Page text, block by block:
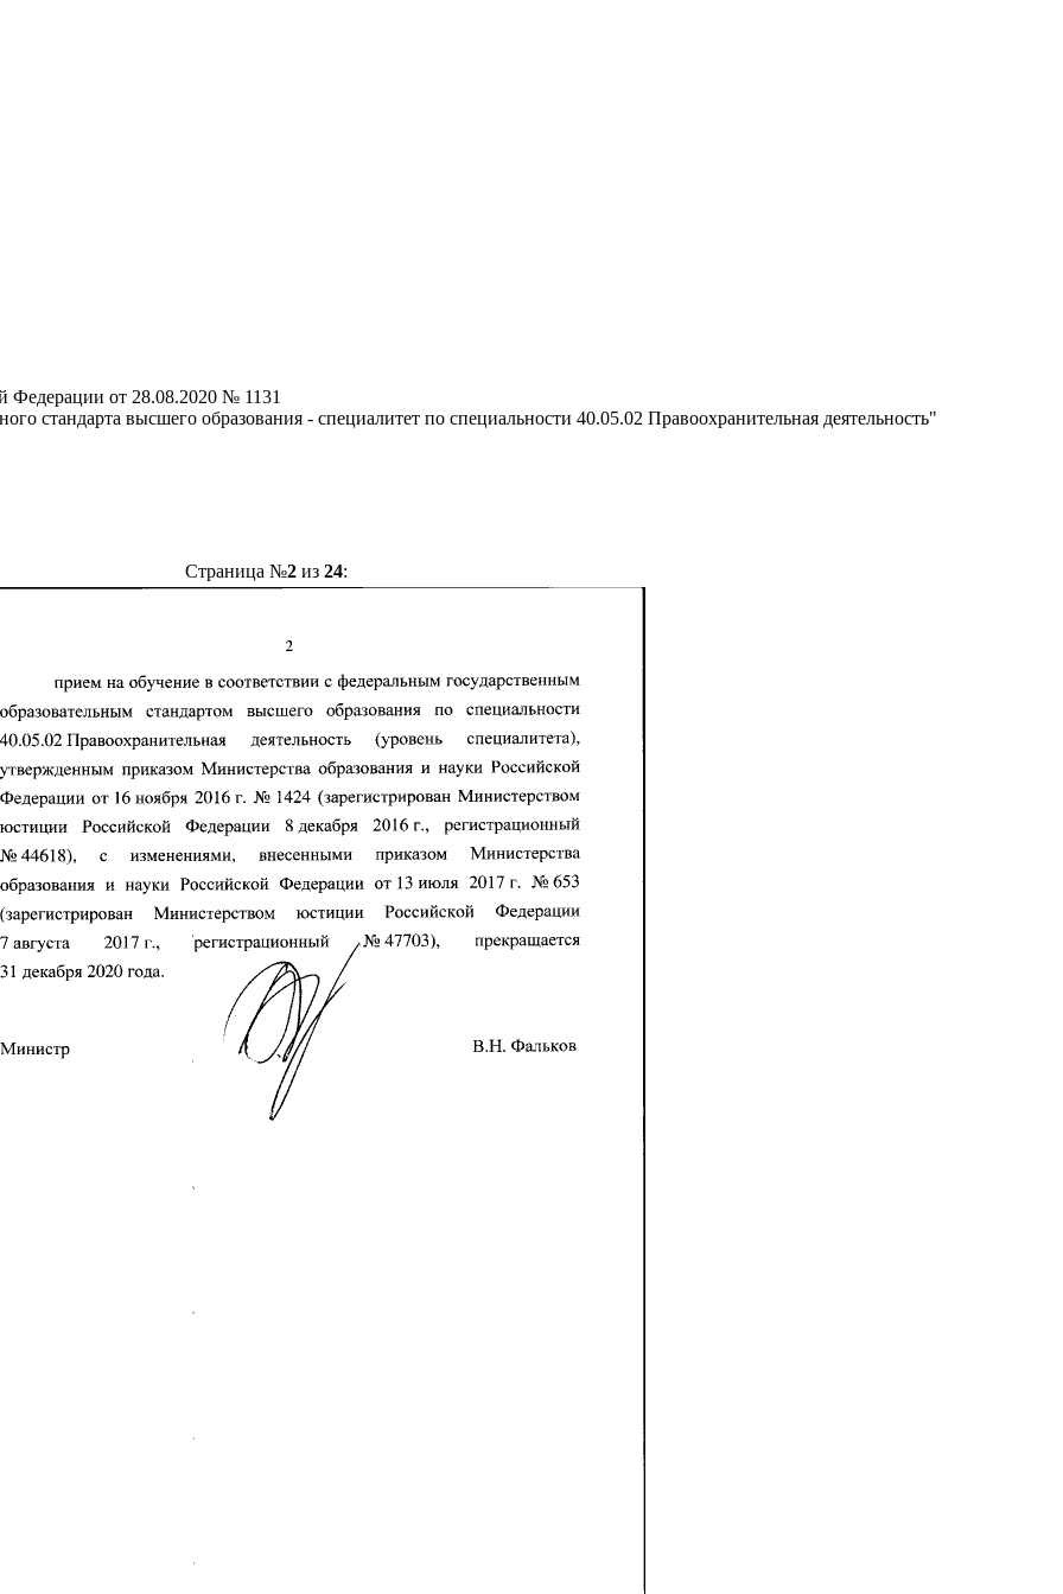
Федерации от 28.08.2020 № 1131
стандарта высшего образования - специалитет по специальности 40.05.02 Правоохранительная деятельность"
Страница №2из 24: